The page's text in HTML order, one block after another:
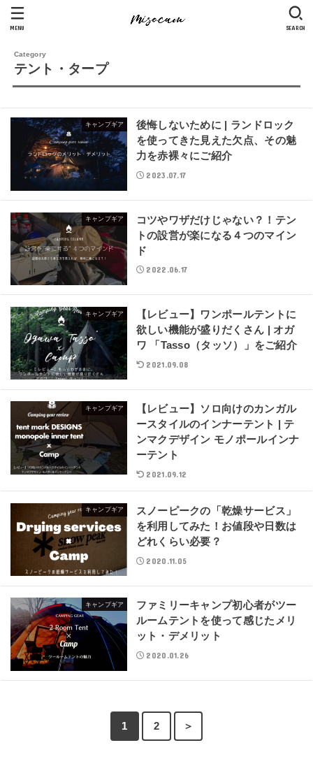
SEARCH
MENU
テント・タープ
キャンプギア
後悔しないために | ランドロック
を使ってきた見えた欠点、その魅
力を赤裸々にご紹介
2023.07.17
キャンプギア
コツやワザだけじゃない？！テン
トの設営が楽になる４つのマイン
ド
2022.06.17
キャンプギア
【レビュー】ワンポールテントに
欲しい機能が盛りだくさん | オガ
ワ 「Tasso（タッソ）」をご紹介
2021.09.08
キャンプギア
【レビュー】ソロ向けのカンガル
ースタイルのインナーテント | テ
ンマクデザイン モノポールインナ
ーテント
2021.09.12
キャンプギア
スノーピークの「乾燥サービス」
を利用してみた！お値段や日数は
どれくらい必要？
2020.11.05
キャンプギア
ファミリーキャンプ初心者がツー
ルームテントを使って感じたメリ
ット・デメリット
2020.01.26
1 2 ＞